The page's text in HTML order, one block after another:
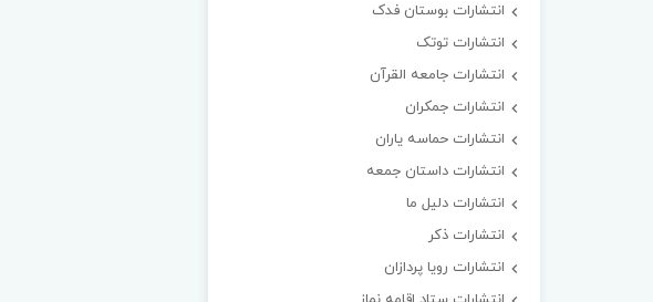
انتشارات بوستان فدک
انتشارات توتک
انتشارات جامعه القرآن
انتشارات جمکران
انتشارات حماسه یاران
انتشارات داستان جمعه
انتشارات دلیل ما
انتشارات ذکر
انتشارات رویا پردازان